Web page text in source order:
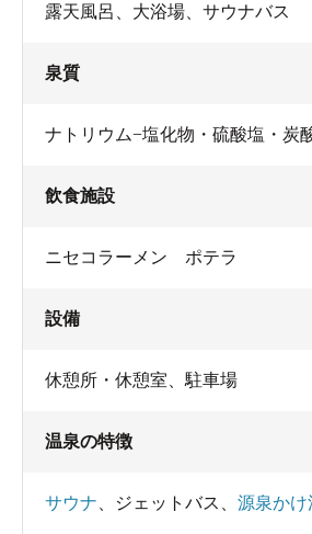
露天風呂、大浴場、サウナバス
泉質
ナトリウム−塩化物・硫酸塩・炭
飲食施設
ニセコラーメン ポテラ
設備
休憩所・休憩室 駐車場
温泉の特徴
サウナ ジェットバス 源泉かけ